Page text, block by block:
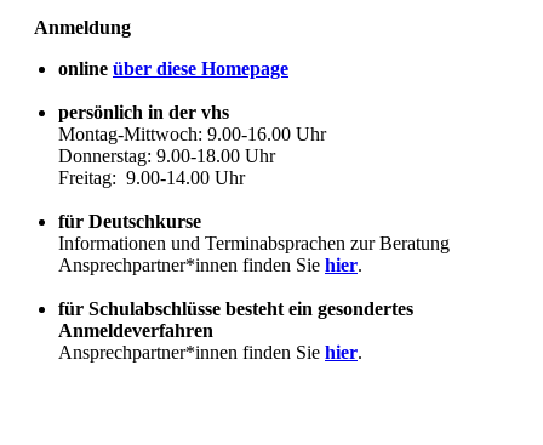
Anmeldung
online über diese Homepage
persönlich in der vhs
Montag-Mittwoch: 9.00-16.00 Uhr
Donnerstag: 9.00-18.00 Uhr
Freitag: 9.00-14.00 Uhr
für Deutschkurse
Informationen und Terminabsprachen zur Beratung
Ansprechpartner*innen finden Sie hier.
für Schulabschlüsse besteht ein gesondertes
Anmeldeverfahren
Ansprechpartner*innen finden Sie hier.